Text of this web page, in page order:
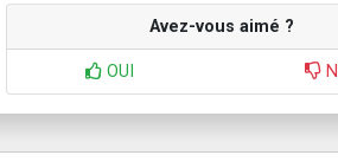
Avez-vous aimé ?
OUI